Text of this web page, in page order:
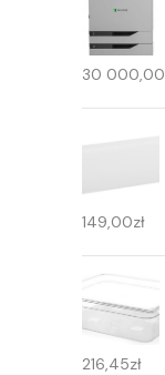
30 000,00
149,00zł
216,45zł